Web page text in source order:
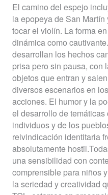
El camino del espejo
la epopeya de San
tocar el violín. La forma
dinámica como cautivante.
desarrollan los hechos
prisa pero sin pausa, con
objetos que entran y
diversos escenarios en
acciones. El humor y la
el desarrollo de
individuos y de los
reivindicación identitaria
absolutamente hostil.
una sensibilidad con
comprensible para niños
la seriedad y creatividad